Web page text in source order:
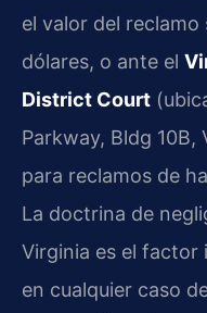
el valor del
dólares, o ante el
District Court
Parkway, Bldg 10B,
para reclamos de
La doctrina de
Virginia es el factor
en cualquier caso